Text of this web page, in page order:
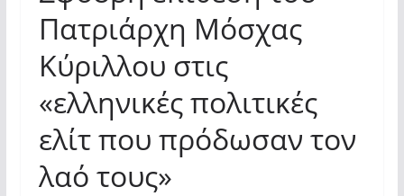
Πατριάρχη Μόσχας
Κύριλλου στις
«ελληνικές πολιτικές
ελίτ που πρόδωσαν τον
λαό τους»